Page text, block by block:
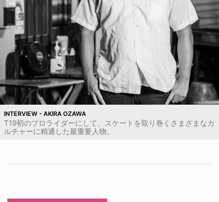
INTERVIEW - AKIRA OZAWA
T19初のプロライダーにして、スケートを取り巻くさまざまなカ
ルチャーに精通した最重要人物。